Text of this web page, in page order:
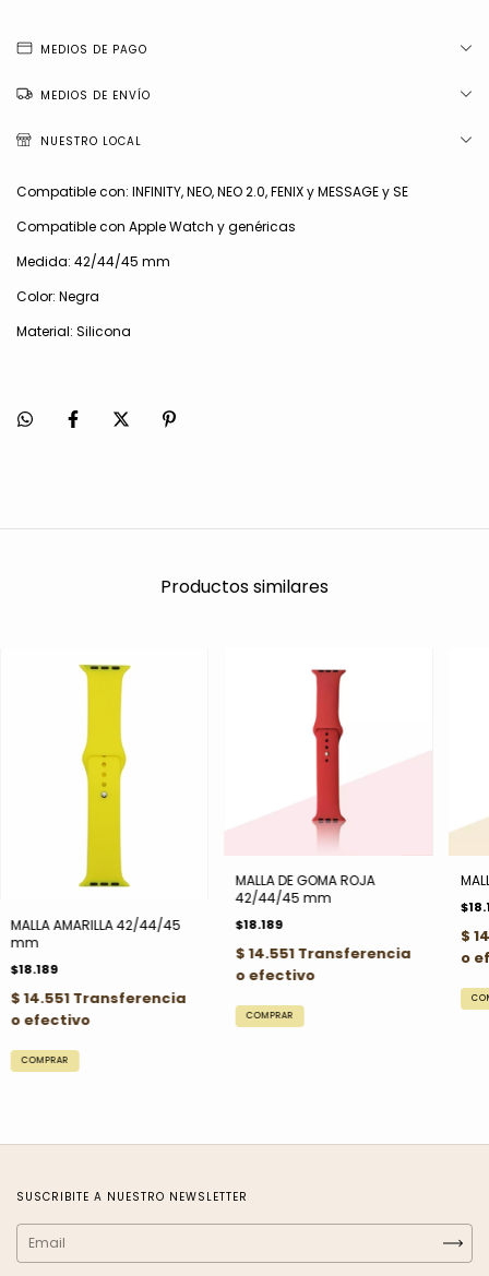
MEDIOS DE PAGO
MEDIOS DE ENVÍO
NUESTRO LOCAL
Compatible con: INFINITY, NEO, NEO 2.0, FENIX y MESSAGE y SE
Compatible con Apple Watch y genéricas
Medida: 42/44/45 mm
Color: Negra
Material: Silicona
Productos similares
MALLA AMARILLA 42/44/45
mm
$18.189
MALLA DE GOMA ROJA
42/44/45 mm
$18.189
SUSCRIBITE A NUESTRO NEWSLETTER